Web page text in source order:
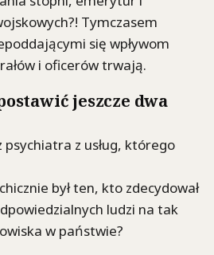
Tymczasem
się wpływom
i oficerów trwają.
jeszcze dwa
psychiatra z usług, którego
był ten, kto zdecydował
ludzi na tak
w państwie?